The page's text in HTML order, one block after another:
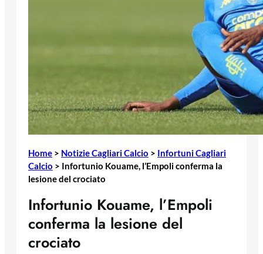
Home > Notizie Cagliari Calcio > Infortuni Cagliari
Calcio > Infortunio Kouame, l’Empoli conferma la
lesione del crociato
Infortunio Kouame, l’Empoli
conferma la lesione del
crociato